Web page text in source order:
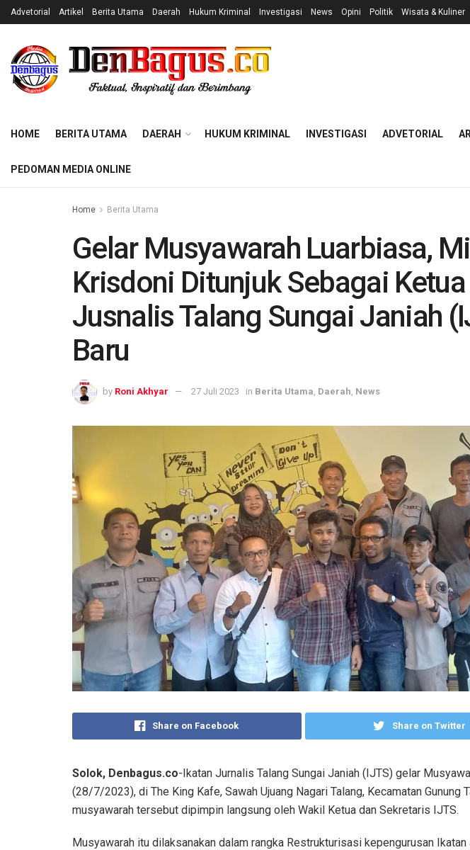
Advetorial Artikel Berita Utama Daerah Hukum Kriminal Investigasi News Opini Politik Wisata & Kuliner
HOME BERITA UTAMA DAERAH HUKUM KRIMINAL INVESTIGASI ADVETORIAL
PEDOMAN MEDIA ONLINE
Home Berita Utama
Gelar Musyawarah Luarbiasa,
Krisdoni Ditunjuk Sebagai
Jusnalis Talang Sungai Janiah
Baru
by Roni Akhyar 27 Juli 2023 in Berita Utama Daerah News
Share on Facebook Share on Twitter
Solok, Denbagus.co-Ikatan Jurnalis Talang Sungai Janiah (IJTS) gelar
(28/7/2023), di The King Kafe, Sawah Ujuang Nagari Talang, Kecamatan Gunung
musyawarah tersebut dipimpin langsung oleh Wakil Ketua dan Sekretaris IJTS.
Musyawarah itu dilaksanakan dalam rangka Restrukturisasi kepengurusan Ikatan